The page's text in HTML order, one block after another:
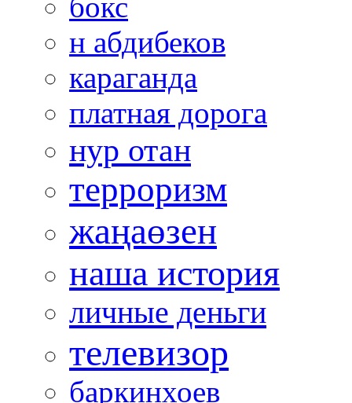
бокс
н абдибеков
караганда
платная дорога
нур отан
терроризм
жаңаөзен
наша история
личные деньги
телевизор
баркинхоев